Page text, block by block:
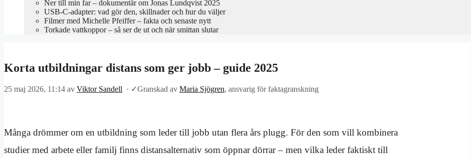
Ner till min far – dokumentär om Jonas Lundqvist 2025
USB-C-adapter: vad gör den, skillnader och hur du väljer
Filmer med Michelle Pfeiffer – fakta och senaste nytt
Torkade vattkoppor – så ser de ut och när smittan slutar
Korta utbildningar distans som ger jobb – guide 2025
25 maj 2026, 11:14 av Viktor Sandell · ✓Granskad av Maria Sjögren, ansvarig för faktagranskning
Många drömmer om en utbildning som leder till jobb utan flera års plugg. För den som vill kombinera
studier med arbete eller familj finns distansalternativ som öppnar dörrar – men vilka leder faktiskt till